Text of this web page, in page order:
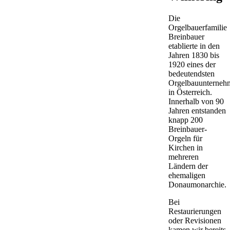
Die
Orgelbauerfamilie
Breinbauer
etablierte in den
Jahren 1830 bis
1920 eines der
bedeutendsten
in Österreich.
Innerhalb von 90
Jahren entstanden
knapp 200
Breinbauer-
Orgeln für
Kirchen in
mehreren
Ländern der
ehemaligen
Donaumonarchie.
Bei
Restaurierungen
oder Revisionen